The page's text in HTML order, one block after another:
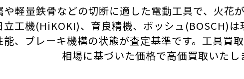
軽量鉄骨などの切断に適した電動工具で、火花
工機(HiKOKI)、育良精機、ボッシュ(BOSCH)は
、ブレーキ機構の状態が査定基準です。工具買
相場に基づいた価格で高価買取いたし